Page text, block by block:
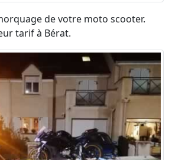
de votre moto scooter.
tarif à Bérat.